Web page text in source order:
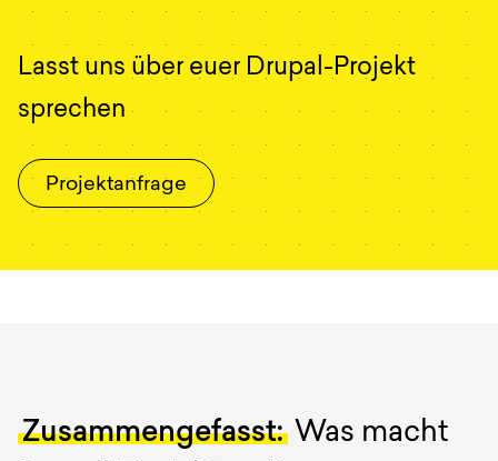
Lasst uns über euer Drupal-Projekt
sprechen
Projektanfrage
Zusammengefasst: Was macht